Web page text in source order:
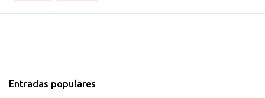
Entradas populares